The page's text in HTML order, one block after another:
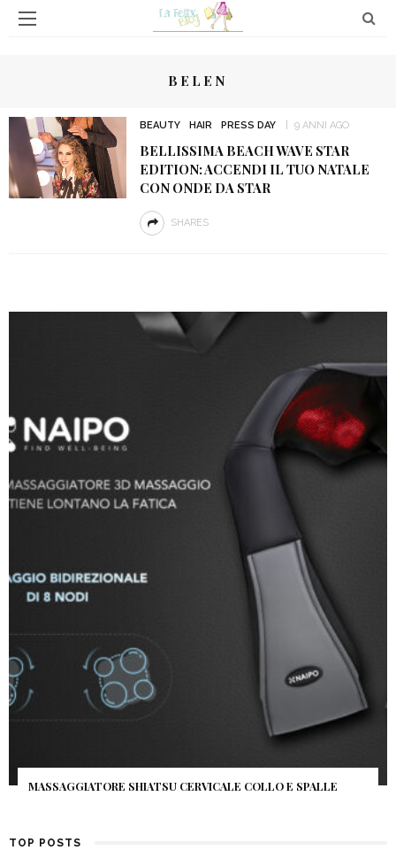
BELEN
BEAUTY HAIR PRESS DAY 9 ANNI AGO
BELLISSIMA BEACH WAVE STAR
EDITION: ACCENDI IL TUO NATALE
CON ONDE DA STAR
SHARES
MASSAGGIATORE SHIATSU CERVICALE COLLO E SPALLE
TOP POSTS